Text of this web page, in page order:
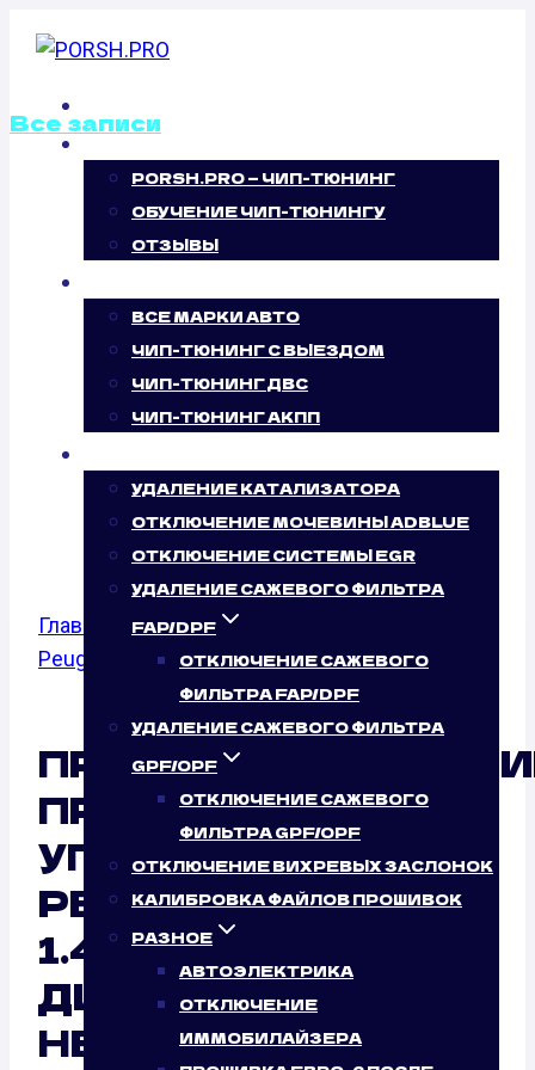
PORSH.PRO — ЧИП-ТЮНИНГ
ОБУЧЕНИЕ ЧИП-ТЮНИНГУ
ОТЗЫВЫ
ВСЕ МАРКИ АВТО
ЧИП-ТЮНИНГ С ВЫЕЗДОМ
ЧИП-ТЮНИНГ ДВС
ЧИП-ТЮНИНГ АКПП
УДАЛЕНИЕ КАТАЛИЗАТОРА
ОТКЛЮЧЕНИЕ МОЧЕВИНЫ ADBLUE
ОТКЛЮЧЕНИЕ СИСТЕМЫ EGR
УДАЛЕНИЕ САЖЕВОГО ФИЛЬТРА
FAP/DPF
ОТКЛЮЧЕНИЕ САЖЕВОГО
ФИЛЬТРА FAP/DPF
УДАЛЕНИЕ САЖЕВОГО ФИЛЬТРА
GPF/OPF
ОТКЛЮЧЕНИЕ САЖЕВОГО
ФИЛЬТРА GPF/OPF
ОТКЛЮЧЕНИЕ ВИХРЕВЫХ ЗАСЛОНОК
КАЛИБРОВКА ФАЙЛОВ ПРОШИВОК
РАЗНОЕ
АВТОЭЛЕКТРИКА
ОТКЛЮЧЕНИЕ
ИММОБИЛАЙЗЕРА
Все записи
КАЛИБРОВКА
ФАЙЛОВ
ПРОШИВОК
PEUGEOT
BIPPER 1.4 HDI
(70 Л.С.)
Главная /Калибровка файлов прошивок
Peugeot
Bipper/ 1.4 HDI
ПРОШИВОК БЛОКА
УПРАВЛЕНИЯ
PEUGEOT BIPPER
1.4 HDI (70 Л.С.)
ДИСТАНЦИОННО:
НЕСОМНЕННЫЙ